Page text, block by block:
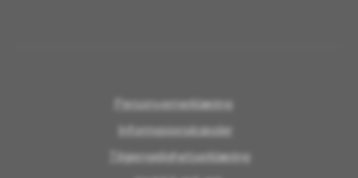
Personvernerklæring
Informasjonskapsler
Tilgjengelighetserklæring